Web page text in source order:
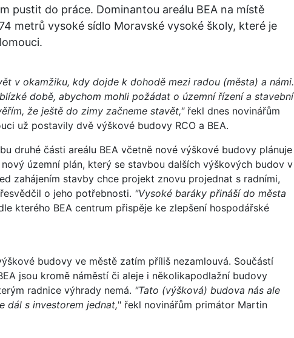
pustit do práce. Dominantou areálu BEA na místě
metrů vysoké sídlo Moravské vysoké školy, které je
v okamžiku, kdy dojde k dohodě mezi radou (města) a námi.
době, abychom mohli požádat o územní řízení a stavební
že ještě do zimy začneme stavět," řekl dnes novinářům
už postavily dvě výškové budovy RCO a BEA.
druhé části areálu BEA včetně nové výškové budovy plánuje
územní plán, který se stavbou dalších výškových budov v
zahájením stavby chce projekt znovu projednat s radními,
o jeho potřebnosti. "Vysoké baráky přináší do města
kterého BEA centrum přispěje ke zlepšení hospodářské
budovy ve městě zatím příliš nezamlouvá. Součástí
jsou kromě náměstí či aleje i několikapodlažní budovy
radnice výhrady nemá. "Tato (výšková) budova nás ale
dál s investorem jednat," řekl novinářům primátor Martin